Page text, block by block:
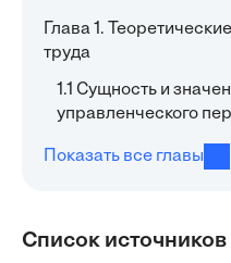
Глава 1.
труда
1.1 Сущность и
управленческого
Показать все главы
Список источников